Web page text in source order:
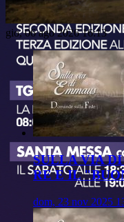
gio, 06 ago 2026 16:13
SULLA VIA DI
RE E IL
dom, 23 nov 2025